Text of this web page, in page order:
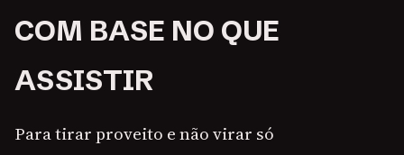
COM BASE NO QUE
ASSISTIR
Para tirar proveito e não virar só